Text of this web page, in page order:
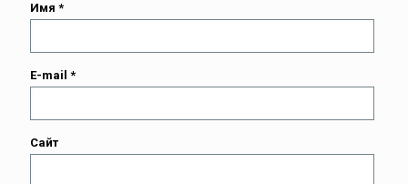
Имя *
E-mail *
Сайт